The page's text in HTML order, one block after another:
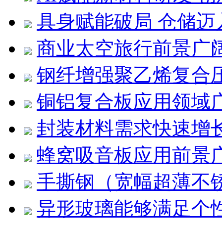
具身赋能破局 仓储
商业太空旅行前景广
钢纤增强聚乙烯复合
铜铝复合板应用领域
封装材料需求快速增
蜂窝吸音板应用前景
手撕钢（宽幅超薄不
异形玻璃能够满足个